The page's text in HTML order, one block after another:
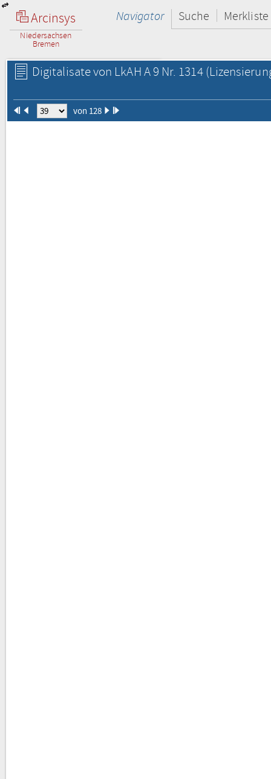
Arcinsys
Niedersachsen
Bremen
Navigator Suche Merkliste
Digitalisate von LkAH A 9 Nr. 1314
von 128